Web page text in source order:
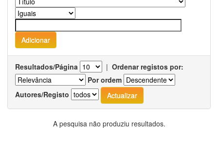
Resultados/Página | Ordenar registos por:
Por ordem
Autores/Registo
A pesquisa não produziu resultados.